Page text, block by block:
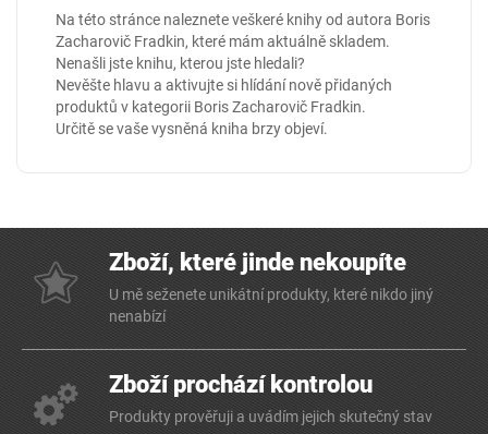
Na této stránce naleznete veškeré knihy od autora Boris
Zacharovič Fradkin, které mám aktuálně skladem.
Nenašli jste knihu, kterou jste hledali?
Nevěšte hlavu a aktivujte si hlídání nově přidaných
produktů v kategorii Boris Zacharovič Fradkin.
Určitě se vaše vysněná kniha brzy objeví.
Zboží, které jinde nekoupíte
U mě seženete unikátní produkty, které nikdo jiný
nenabízí
Zboží prochází kontrolou
Produkty prověřuji a uvádím jejich skutečný stav